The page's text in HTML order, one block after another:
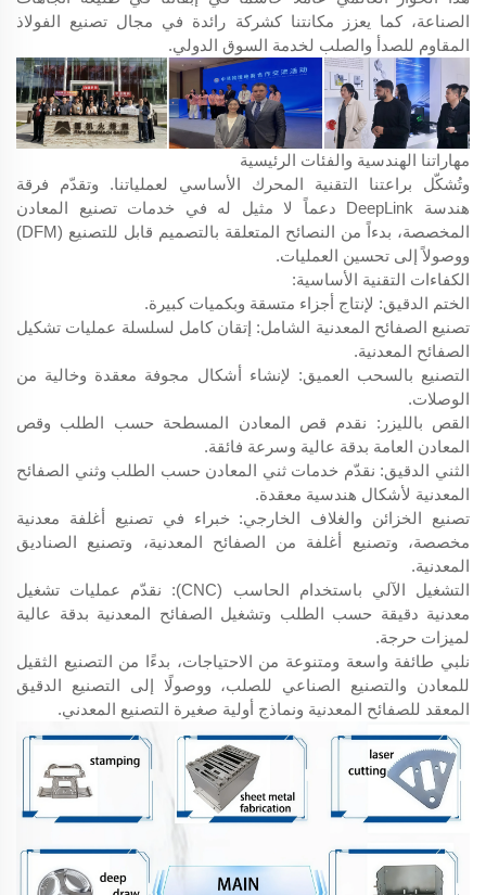
الصناعة، كما يعزز مكانتنا كشركة رائدة في مجال تصنيع الفولاذ
المقاوم للصدأ والصلب لخدمة السوق الدولي.
مهاراتنا الهندسية والفئات الرئيسية
وتُشكّل براعتنا التقنية المحرك الأساسي لعملياتنا. وتقدّم فرقة
هندسة DeepLink دعماً لا مثيل له في خدمات تصنيع المعادن
المخصصة، بدءاً من النصائح المتعلقة بالتصميم قابل للتصنيع (DFM)
ووصولاً إلى تحسين العمليات.
الكفاءات التقنية الأساسية:
الختم الدقيق: لإنتاج أجزاء متسقة وبكميات كبيرة.
تصنيع الصفائح المعدنية الشامل: إتقان كامل لسلسلة عمليات تشكيل
الصفائح المعدنية.
التصنيع بالسحب العميق: لإنشاء أشكال مجوفة معقدة وخالية من
الوصلات.
القص بالليزر: نقدم قص المعادن المسطحة حسب الطلب وقص
المعادن العامة بدقة عالية وسرعة فائقة.
الثني الدقيق: نقدّم خدمات ثني المعادن حسب الطلب وثني الصفائح
المعدنية لأشكال هندسية معقدة.
تصنيع الخزائن والغلاف الخارجي: خبراء في تصنيع أغلفة معدنية
مخصصة، وتصنيع أغلفة من الصفائح المعدنية، وتصنيع الصناديق
المعدنية.
التشغيل الآلي باستخدام الحاسب (CNC): نقدّم عمليات تشغيل
معدنية دقيقة حسب الطلب وتشغيل الصفائح المعدنية بدقة عالية
لميزات حرجة.
نلبي طائفة واسعة ومتنوعة من الاحتياجات، بدءًا من التصنيع الثقيل
للمعادن والتصنيع الصناعي للصلب، ووصولًا إلى التصنيع الدقيق
المعقد للصفائح المعدنية ونماذج أولية صغيرة التصنيع المعدني.